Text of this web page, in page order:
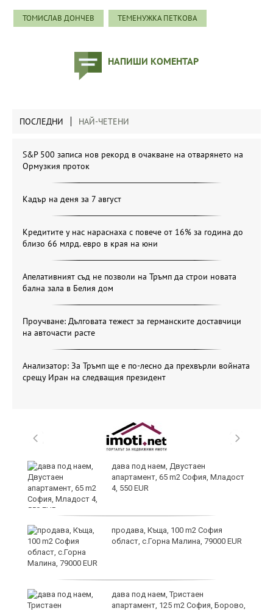
ТОМИСЛАВ ДОНЧЕВ ТЕМЕНУЖКА ПЕТКОВА
НАПИШИ КОМЕНТАР
ПОСЛЕДНИ НАЙ-ЧЕТЕНИ
S&P 500 записа нов рекорд в очакване на отварянето на
Ормузкия проток
Кадър на деня за 7 август
Кредитите у нас нараснаха с повече от 16% за година до
близо 66 млрд. евро в края на юни
Апелативният съд не позволи на Тръмп да строи новата
бална зала в Белия дом
Проучване: Дълговата тежест за германските доставчици
на авточасти расте
Анализатор: За Тръмп ще е по-лесно да прехвърли войната
срещу Иран на следващия президент
дава под наем, Двустаен
апартамент, 65 m2 София, Младост
4, 550 EUR
продава, Къща, 100 m2 София
област, с.Горна Малина, 79000 EUR
дава под наем, Тристаен
апартамент, 125 m2 София, Борово,